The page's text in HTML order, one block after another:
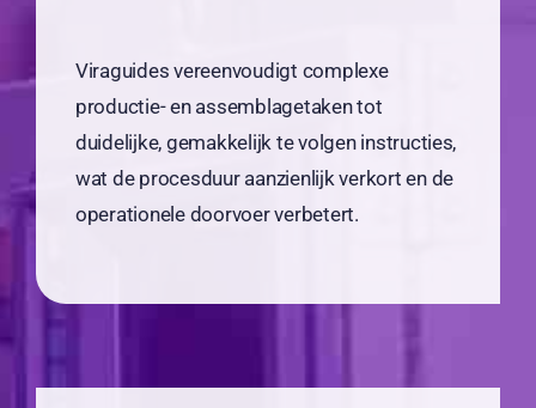
Viraguides vereenvoudigt complexe
productie- en assemblagetaken tot
duidelijke, gemakkelijk te volgen instructies,
wat de procesduur aanzienlijk verkort en de
operationele doorvoer verbetert.